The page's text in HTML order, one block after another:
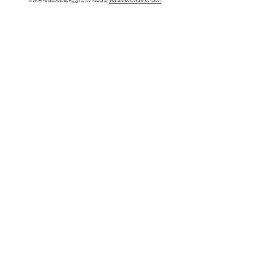
© 2025 Christina Schollin. Byggd av Lion Härenstam(Klicka här för kontaktinformation)